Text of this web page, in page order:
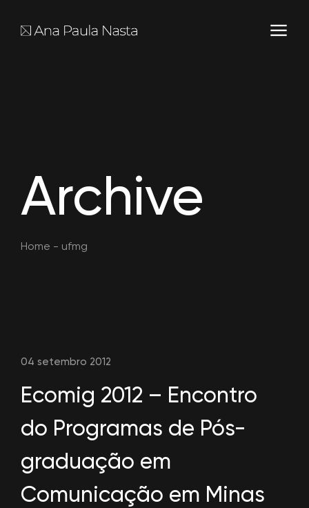
Archive
Home - ufmg
04 setembro 2012
Ecomig 2012 – Encontro
do Programas de Pós-
graduação em
Comunicação em Minas